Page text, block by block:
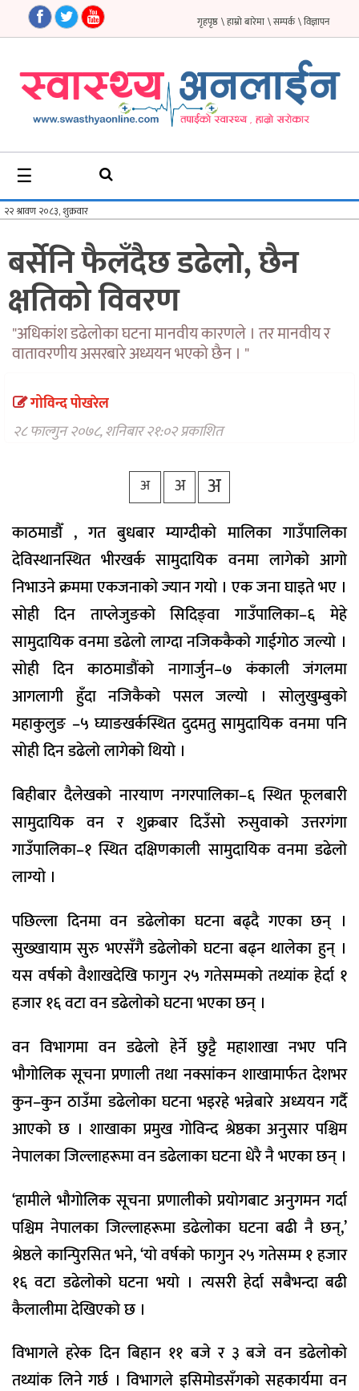
गृहपृष्ठ
समाचार
फिचर
अन्तर्वार्ता
विचार
ब्लग
फर्मा
वैकल्पिक
टिप्स
\ विज्ञापन
\ सम्पर्क
\ हाम्रो बारेमा
गृहपृष्ठ
☰
बर्सेनि फैलँदैछ डढेलो, छैन
क्षतिको विवरण
"अधिकांश डढेलोका घटना मानवीय कारणले । तर मानवीय र
वातावरणीय असरबारे अध्ययन भएको छैन । "
गोविन्द पोखरेल
२८ फाल्गुन २०७८, शनिबार २१:०२ प्रकाशित
अ अ अ
काठमाडौँ , गत बुधबार म्याग्दीको मालिका गाउँपालिका
देविस्थानस्थित भीरखर्क सामुदायिक वनमा लागेको आगो
निभाउने क्रममा एकजनाको ज्यान गयो । एक जना घाइते भए ।
सोही दिन ताप्लेजुङको सिदिङ्वा गाउँपालिका–६ मेहे
सामुदायिक वनमा डढेलो लाग्दा नजिककैको गाईगोठ जल्यो ।
सोही दिन काठमाडौंको नागार्जुन–७ कंकाली जंगलमा
आगलागी हुँदा नजिकैको पसल जल्यो । सोलुखुम्बुको
महाकुलुङ –५ घ्याङखर्कस्थित दुदमतु सामुदायिक वनमा पनि
सोही दिन डढेलो लागेको थियो ।
बिहीबार दैलेखको नारयाण नगरपालिका–६ स्थित फूलबारी
सामुदायिक वन र शुक्रबार दिउँसो रुसुवाको उत्तरगंगा
गाउँपालिका–१ स्थित दक्षिणकाली सामुदायिक वनमा डढेलो
लाग्यो ।
पछिल्ला दिनमा वन डढेलोका घटना बढ्दै गएका छन् ।
सुख्खायाम सुरु भएसँगै डढेलोको घटना बढ्न थालेका हुन् ।
यस वर्षको वैशाखदेखि फागुन २५ गतेसम्मको तथ्यांक हेर्दा १
हजार १६ वटा वन डढेलोको घटना भएका छन् ।
वन विभागमा वन डढेलो हेर्ने छुट्टै महाशाखा नभए पनि
भौगोलिक सूचना प्रणाली तथा नक्सांकन शाखामार्फत देशभर
कुन–कुन ठाउँमा डढेलोका घटना भइरहे भन्नेबारे अध्ययन गर्दै
आएको छ । शाखाका प्रमुख गोविन्द श्रेष्ठका अनुसार पश्चिम
नेपालका जिल्लाहरूमा वन डढेलाका घटना धेरै नै भएका छन् ।
‘हामीले भौगोलिक सूचना प्रणालीको प्रयोगबाट अनुगमन गर्दा
पश्चिम नेपालका जिल्लाहरूमा डढेलोका घटना बढी नै छन्,’
श्रेष्ठले कान्पिुरसित भने, ‘यो वर्षको फागुन २५ गतेसम्म १ हजार
१६ वटा डढेलोको घटना भयो । त्यसरी हेर्दा सबैभन्दा बढी
कैलालीमा देखिएको छ ।
विभागले हरेक दिन बिहान ११ बजे र ३ बजे वन डढेलोको
तथ्यांक लिने गर्छ । विभागले इसिमोडसँगको सहकार्यमा वन